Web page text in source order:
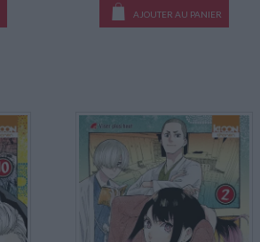
AJOUTER AU PANIER